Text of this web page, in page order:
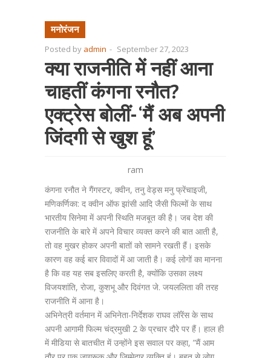
मनोरंजन
Posted by admin - September 27, 2023
क्या राजनीति में नहीं आना
चाहतीं कंगना रनौत?
एक्ट्रेस बोलीं- ‘मैं अब अपनी
जिंदगी से खुश हूं’
ram
कंगना रनौत ने गैंगस्टर, क्वीन, तनु वेड्स मनु फ्रेंचाइजी,
मणिकर्णिका: द क्वीन ऑफ झांसी आदि जैसी फिल्मों के साथ
भारतीय सिनेमा में अपनी स्थिति मजबूत की है। जब देश की
राजनीति के बारे में अपने विचार व्यक्त करने की बात आती है,
तो वह मुखर होकर अपनी बातों को सामने रखती हैं। इसके
कारण वह कई बार विवादों में आ जाती है। कई लोगों का मानना
है कि वह यह सब इसलिए करती है, क्योंकि उसका लक्ष्य
विजयशांति, रोजा, कुशभू और दिवंगत जे. जयललिता की तरह
राजनीति में आना है।
अभिनेत्री वर्तमान में अभिनेता-निर्देशक राघव लॉरेंस के साथ
अपनी आगामी फिल्म चंद्रमुखी 2 के प्रचार दौरे पर हैं। हाल ही
में मीडिया से बातचीत में उन्होंने इस सवाल पर कहा, ”मैं आम